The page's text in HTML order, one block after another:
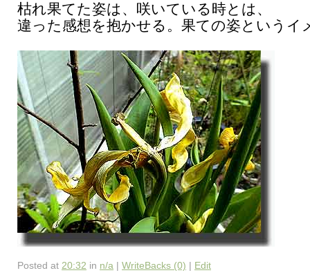
枯れ果てた姿は、咲いている時とは、
違った感想を抱かせる。果ての姿というイ
Posted at 20:32 in n/a | WriteBacks (0) | Edit